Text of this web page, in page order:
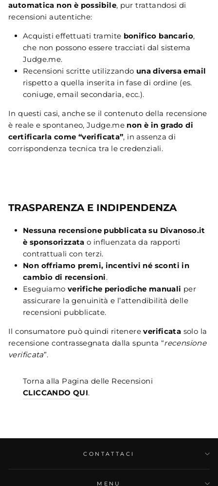
automatica non è possibile, pur trattandosi di
recensioni autentiche:
Acquisti effettuati tramite bonifico bancario,
che non possono essere tracciati dal sistema
Judge.me.
Recensioni scritte utilizzando una diversa email
rispetto a quella inserita in fase di ordine (es.
coniuge, email secondaria, ecc.).
In questi casi, anche se il contenuto della recensione
è reale e spontaneo, Judge.me non è in grado di
certificarla come “verificata”, in assenza di
corrispondenza tecnica tra le credenziali.
TRASPARENZA E INDIPENDENZA
Nessuna recensione pubblicata su Divanoso.it
è sponsorizzata o influenzata da rapporti
contrattuali con terzi.
Non offriamo premi, incentivi né sconti in
cambio di recensioni.
Eseguiamo verifiche periodiche manuali per
assicurare la genuinità e l’attendibilità delle
recensioni pubblicate.
Il consumatore può quindi ritenereverificata solo la
recensione contrassegnata dalla spunta “recensione
verificata”.
Torna alla Pagina delle Recensioni
CLICCANDO QUI.
CONTATTACI
MENU